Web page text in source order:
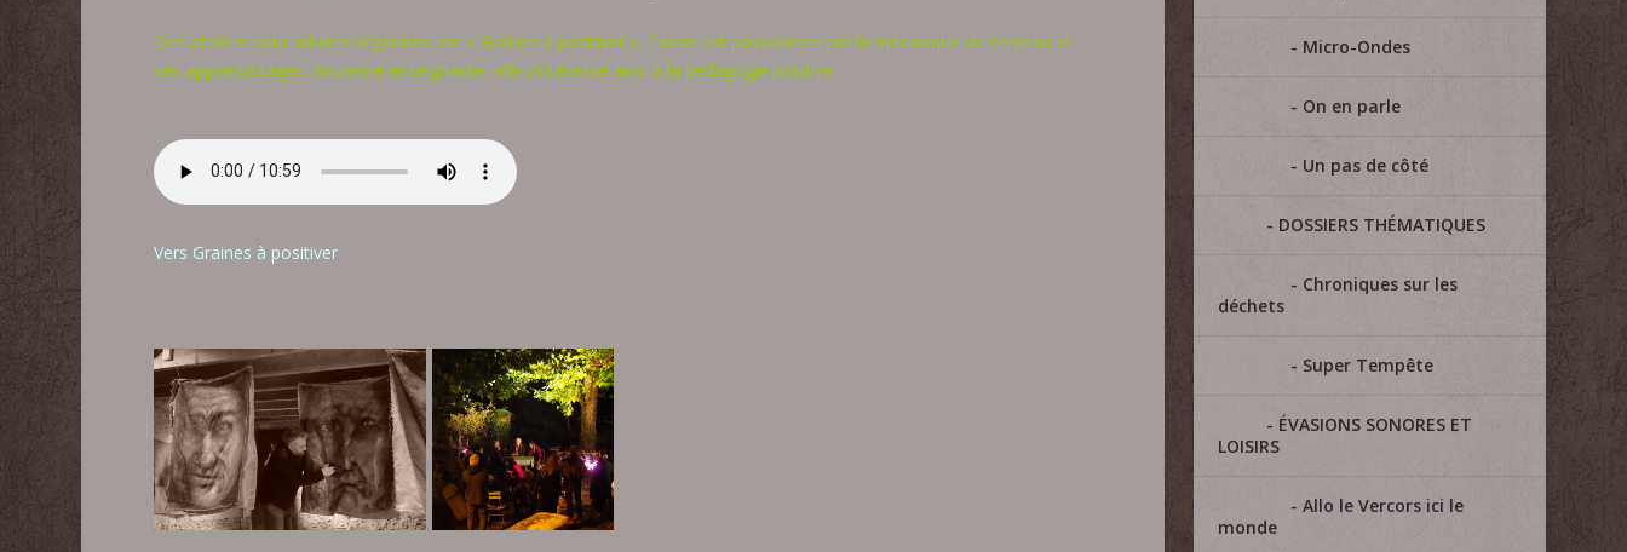
Des ateliers pour adultes organisés par « Graines à positiver ». Carole est passionnée par la mécanique du cerveau et
ses apprentissages. Ancienne enseignante, elle s’intéresse ainsi à la pédagogie positive.
Vers Graines à positiver
Micro-Ondes
On en parle
Un pas de côté
DOSSIERS THÉMATIQUES
Chroniques sur les
déchets
Super Tempête
ÉVASIONS SONORES ET
LOISIRS
Allo le Vercors ici le
monde